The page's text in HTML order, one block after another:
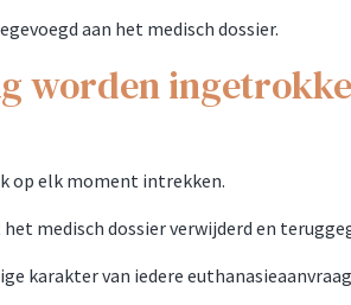
aan het medisch dossier.
worden
op elk moment intrekken.
medisch dossier verwijderd en
karakter van iedere